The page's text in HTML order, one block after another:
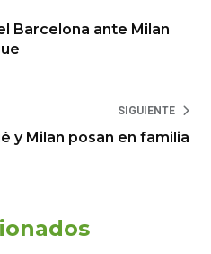
Barcelona ante Milan
SIGUIENTE
y Milan posan en familia